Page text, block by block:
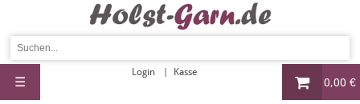
0,00 €
Login Kasse
☰